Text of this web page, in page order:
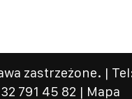
zastrzeżone. |
791 45 82 | Mapa